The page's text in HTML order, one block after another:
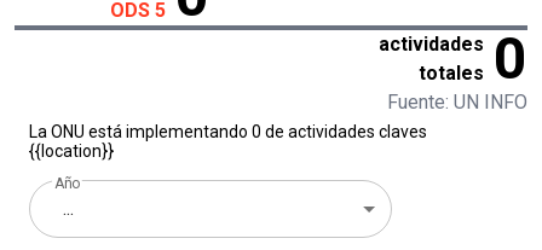
ODS 5
actividades
totales 0
Fuente: UN INFO
La ONU está implementando 0 de actividades claves
{{location}}
Año
...